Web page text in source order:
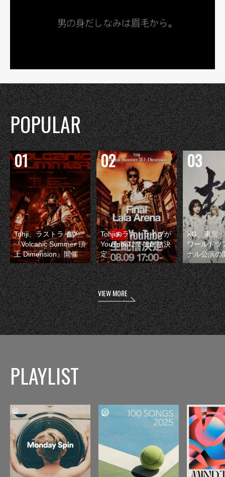
POPULAR
Tohji、ラストライブ
『Volcanic Summer 頂
上 Dimension』開催
Tohjiのラストライブが
YouTubeにて生配信決
定
XG、東京
ワールドツ
ナル公演の
VIEW MORE
PLAYLIST